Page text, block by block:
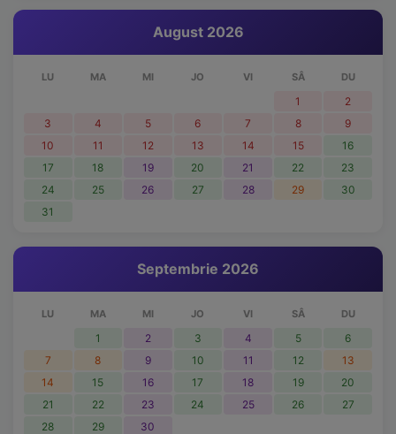
August 2026
LU MA MI JO VI SÂ DU
1
2
3
4 5 6 7 8
9
10
11 12 13 14 15
16
17
18 19 20 21 22
23
24
25 26 27 28 29
30
31
Septembrie 2026
LU MA MI JO VI SÂ DU
1 2 3 4 5
6
7
8 9 10 11 12
13
14
15 16 17 18 19
20
21
22 23 24 25 26
27
28
29 30